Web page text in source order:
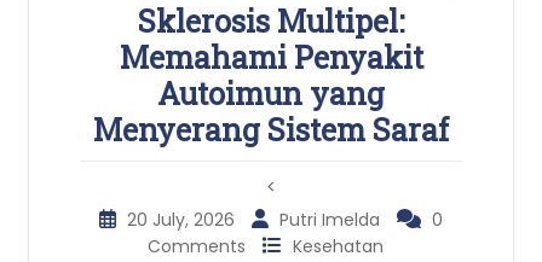
Sklerosis Multipel:
Memahami Penyakit
Autoimun yang
Menyerang Sistem Saraf
<
20 July, 2026 Putri Imelda
0
Comments
Kesehatan